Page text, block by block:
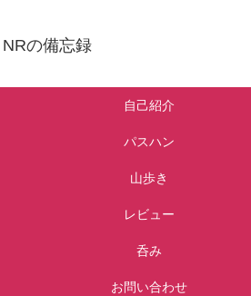
NRの備忘録
自己紹介
パスハン
山歩き
レビュー
呑み
お問い合わせ